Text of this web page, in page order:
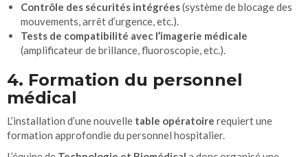
Contrôle des sécurités intégrées(système de blocage des
mouvements, arrêt d’urgence, etc.).
Tests de compatibilité avec l’imagerie médicale
(amplificateur de brillance, fluoroscopie, etc.).
4. Formation du personnel
médical
L’installation d’une nouvelle table opératoire requiert une
formation approfondie du personnel hospitalier.